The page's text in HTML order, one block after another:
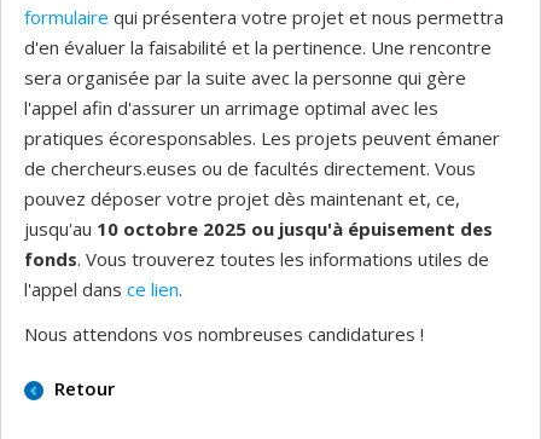
formulaire qui présentera votre projet et nous permettra
d'en évaluer la faisabilité et la pertinence. Une rencontre
sera organisée par la suite avec la personne qui gère
l'appel afin d'assurer un arrimage optimal avec les
pratiques écoresponsables. Les projets peuvent émaner
de chercheurs.euses ou de facultés directement. Vous
pouvez déposer votre projet dès maintenant et, ce,
jusqu'au 10 octobre 2025 ou jusqu'à épuisement des
fonds. Vous trouverez toutes les informations utiles de
l'appel dans ce lien.
Nous attendons vos nombreuses candidatures !
Retour